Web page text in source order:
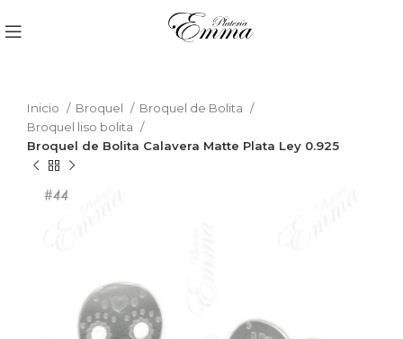
Inicio Broquel
Broquel de Bolita
Broquel liso bolita
Broquel de Bolita Calavera Matte Plata Ley 0.925